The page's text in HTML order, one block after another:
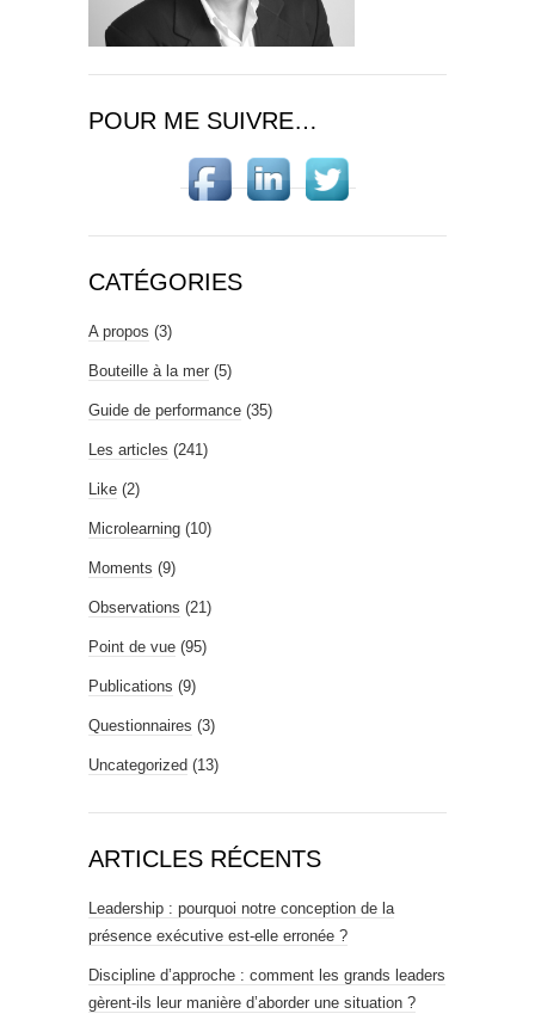
POUR ME SUIVRE…
CATÉGORIES
A propos (3)
Bouteille à la mer (5)
Guide de performance (35)
Les articles (241)
Like (2)
Microlearning (10)
Moments (9)
Observations (21)
Point de vue (95)
Publications (9)
Questionnaires (3)
Uncategorized (13)
ARTICLES RÉCENTS
Leadership : pourquoi notre conception de la
présence exécutive est-elle erronée ?
Discipline d’approche : comment les grands leaders
gèrent-ils leur manière d’aborder une situation ?